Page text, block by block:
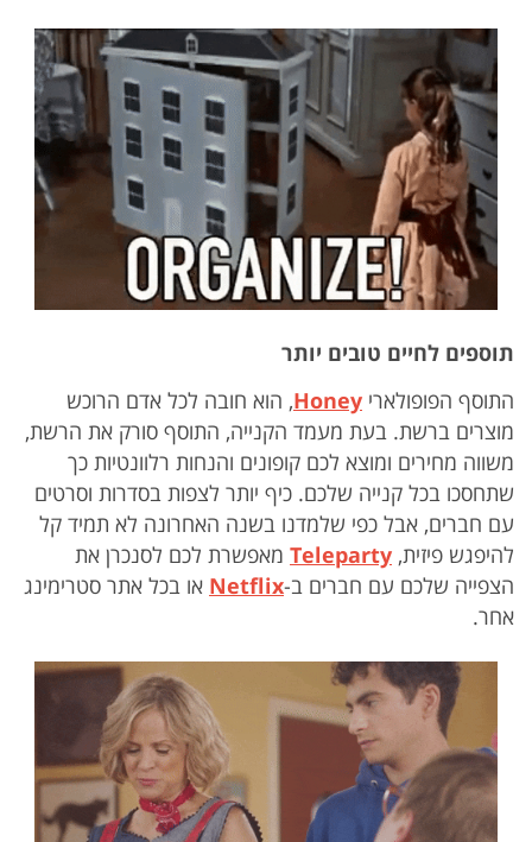
תוספים לחיים טובים יותר
התוסף הפופולארי Honey, הוא חובה לכל אדם הרוכש
מוצרים ברשת. בעת מעמד הקנייה, התוסף סורק את הרשת,
משווה מחירים ומוצא לכם קופונים והנחות רלוונטיות כך
שתחסכו בכל קנייה שלכם. כיף יותר לצפות בסדרות וסרטים
עם חברים, אבל כפי שלמדנו בשנה האחרונה לא תמיד קל
להיפגש פיזית, Teleparty מאפשרת לכם לסנכרן את
הצפייה שלכם עם חברים ב-Netflix או בכל אתר סטרימינג
אחר.